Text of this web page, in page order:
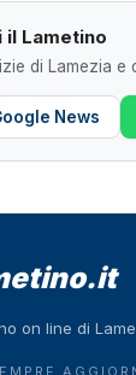
il Lametino
di Lamezia e
News
on line di